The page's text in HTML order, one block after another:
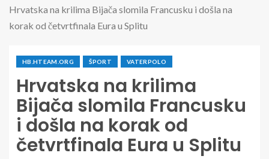
Hrvatska na krilima Bijača slomila Francusku i došla na
korak od četvrtfinala Eura u Splitu
HB.HTEAM.ORG ŠPORT VATERPOLO
Hrvatska na krilima
Bijača slomila Francusku
i došla na korak od
četvrtfinala Eura u Splitu